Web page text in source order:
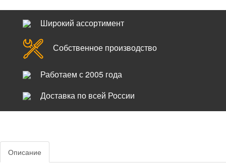
Широкий ассортимент
Собственное производство
Работаем с 2005 года
Доставка по всей России
Описание